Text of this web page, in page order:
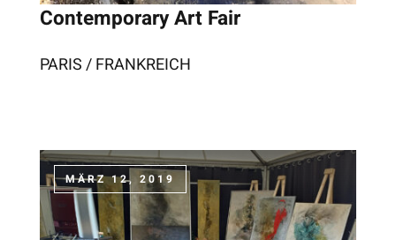
Contemporary Art Fair
PARIS / FRANKREICH
MÄRZ 12, 2019